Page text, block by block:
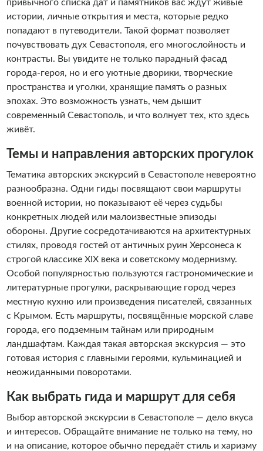
привычного списка дат и памятников вас ждут живые
истории, личные открытия и места, которые редко
попадают в путеводители. Такой формат позволяет
почувствовать дух Севастополя, его многослойность и
контрасты. Вы увидите не только парадный фасад
города-героя, но и его уютные дворики, творческие
пространства и уголки, хранящие память о разных
эпохах. Это возможность узнать, чем дышит
современный Севастополь, и что волнует тех, кто здесь
живёт.
Темы и направления авторских прогулок
Тематика авторских экскурсий в Севастополе невероятно
разнообразна. Одни гиды посвящают свои маршруты
военной истории, но показывают её через судьбы
конкретных людей или малоизвестные эпизоды
обороны. Другие сосредотачиваются на архитектурных
стилях, проводя гостей от античных руин Херсонеса к
строгой классике XIX века и советскому модернизму.
Особой популярностью пользуются гастрономические и
литературные прогулки, раскрывающие город через
местную кухню или произведения писателей, связанных
с Крымом. Есть маршруты, посвящённые морской славе
города, его подземным тайнам или природным
ландшафтам. Каждая такая авторская экскурсия — это
готовая история с главными героями, кульминацией и
неожиданными поворотами.
Как выбрать гида и маршрут для себя
Выбор авторской экскурсии в Севастополе — дело вкуса
и интересов. Обращайте внимание не только на тему, но
и на описание, которое обычно передаёт стиль и харизму